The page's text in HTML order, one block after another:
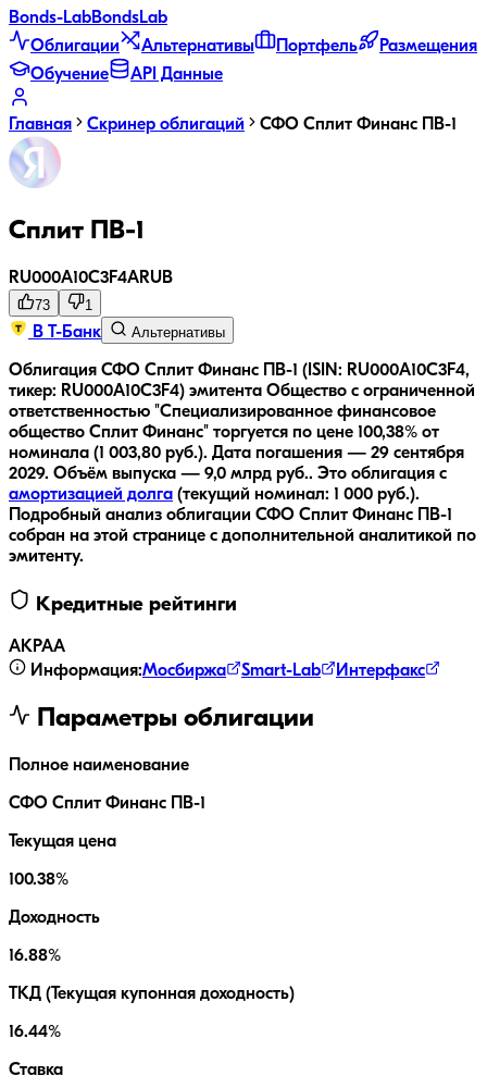
Bonds-LabBondsLab
Облигации
Альтернативы Портфель
Размещения
Обучение
API Данные
Главная Скринер облигаций СФО Сплит Финанс ПВ-1
Сплит ПВ-1
RU000A10C3F4ARUB
73 1
В Т-Банк Альтернативы
Облигация СФО Сплит Финанс ПВ-1 (ISIN: RU000A10C3F4,
тикер: RU000A10C3F4) эмитента Общество с ограниченной
ответственностью "Специализированное финансовое
общество Сплит Финанс" торгуется по цене 100,38% от
номинала (1 003,80 руб.). Дата погашения — 29 сентября
2029. Объём выпуска — 9,0 млрд руб.. Это облигация с
амортизацией долга (текущий номинал: 1 000 руб.).
Подробный анализ облигации СФО Сплит Финанс ПВ-1
собран на этой странице с дополнительной аналитикой по
эмитенту.
Кредитные рейтинги
АКРАA
Информация:Мосбиржа Smart-Lab Интерфакс
Параметры облигации
Полное наименование
СФО Сплит Финанс ПВ-1
Текущая цена
100.38%
Доходность
16.88%
ТКД (Текущая купонная доходность)
16.44%
Ставка